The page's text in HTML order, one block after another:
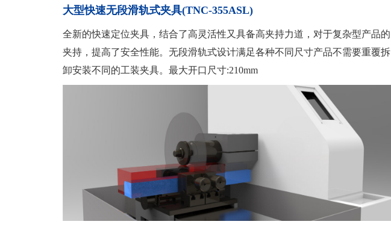
大型快速无段滑轨式夹具(TNC-355ASL)
全新的快速定位夹具，结合了高灵活性又具备高夹持力道，对于复杂型产品的
夹持，提高了安全性能。无段滑轨式设计满足各种不同尺寸产品不需要重覆拆
卸安装不同的工装夹具。最大开口尺寸:210mm